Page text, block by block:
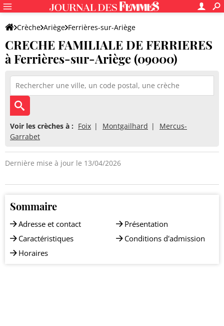
Crèche Ariège Ferrières-sur-Ariège
CRECHE FAMILIALE DE FERRIERES
CRECHE FAMILIALE DE FERRIERES
à Ferrières-sur-Ariège (09000)
Voir les crèches à : Foix Montgailhard
Mercus-
Garrabet
Dernière mise à jour le 13/04/2026
Sommaire
Adresse et contact
Caractéristiques
Horaires
Présentation
Conditions d'admission